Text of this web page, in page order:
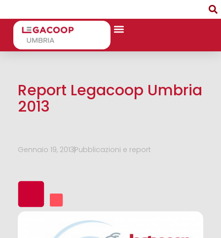
Report Legacoop Umbria
2013
Gennaio 19, 2013Pubblicazioni e report